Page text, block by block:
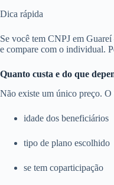
Dica rápida
Se você tem CNPJ em
e compare com o individual.
Quanto custa e do que
Não existe um único preço.
idade dos beneficiários
tipo de plano escolhido
se tem coparticipação